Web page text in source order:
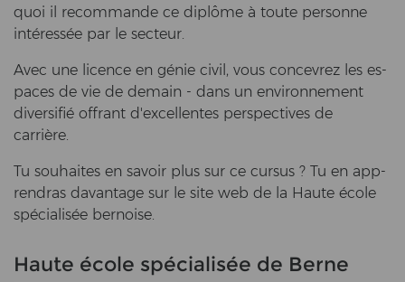
quoi il re­com­man­de ce diplôme à toute per­son­ne
intéressée par le sec­teur.
Avec une li­cence en génie civil, vous conce­v­rez les es­
paces de vie de de­main - dans un en­vi­ron­ne­ment
diversifié off­rant d'ex­cel­len­tes per­spec­ti­ves de
carrière.
Tu sou­hai­tes en sa­voir plus sur ce cur­sus ? Tu en ap­p­
ren­dras da­van­ta­ge sur le site web de la Haute école
spécialisée ber­noi­se.
Haute école spécialisée de Berne